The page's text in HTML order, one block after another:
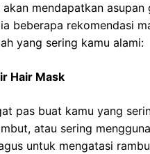
mendapatkan
beberapa rekomendasi
yang sering kamu alami:
Hair Mask
pas buat kamu yang
atau sering
untuk mengatasi